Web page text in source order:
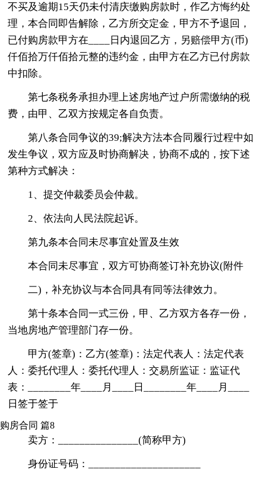
不买及逾期15天仍未付清庆缴购房款时，作乙方悔约处
理，本合同即告解除，乙方所交定金，甲方不予退回，
已付购房款甲方在____日内退回乙方，另赔偿甲方(币)
仟佰拾万仟佰拾元整的违约金，由甲方在乙方已付房款
中扣除。
第七条税务承担办理上述房地产过户所需缴纳的税
费，由甲、乙双方按规定各自负责。
第八条合同争议的39;解决方法本合同履行过程中如
发生争议，双方应及时协商解决，协商不成的，按下述
第种方式解决：
1、提交仲裁委员会仲裁。
2、依法向人民法院起诉。
第九条本合同未尽事宜处置及生效
本合同未尽事宜，双方可协商签订补充协议(附件
二)，补充协议与本合同具有同等法律效力。
第十条本合同一式三份，甲、乙方双方各存一份，
当地房地产管理部门存一份。
甲方(签章)：乙方(签章)：法定代表人：法定代表
人：委托代理人：委托代理人：交易所监证：监证代
表：________年____月____日________年____月____
日签于签于
购房合同 篇8
卖方：_______________(简称甲方)
身份证号码：_____________________